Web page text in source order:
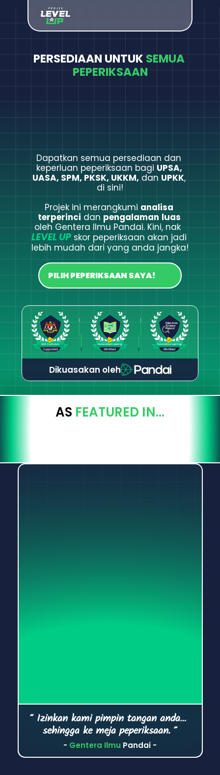
PERSEDIAAN UNTUK SEMUA
PEPERIKSAAN
Dapatkan semua persediaan dan
keperluan peperiksaan bagi UPSA,
UASA, SPM, PKSK, UKKM, dan UPKK,
di sini!
Projek ini merangkumi analisa
terperinci dan pengalaman
oleh Gentera Ilmu Pandai. Kini, nak
LEVEL UP skor peperiksaan akan jadi
lebih mudah dari yang anda jangka!
PILIH PEPERIKSAAN SAYA!
Dikuasakan oleh
AS FEATURED IN…
Cikgu Ahmad
" Izinkan kami pimpin tangan anda…
sehingga ke meja peperiksaan. "
- Gentera Ilmu Pandai -